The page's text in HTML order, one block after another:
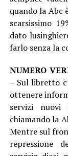
quando la Abc
scarsissimo
dato
farlo senza la
NUMERO
– Sul libretto
ottenere
servizi nuovi
chiamando la
Mentre sul
repressione